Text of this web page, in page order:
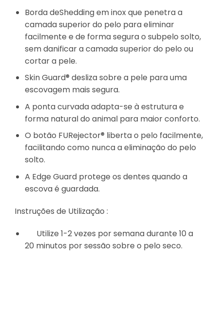
Borda deShedding em inox que penetra a
camada superior do pelo para eliminar
facilmente e de forma segura o subpelo solto,
sem danificar a camada superior do pelo ou
cortar a pele.
Skin Guard® desliza sobre a pele para uma
escovagem mais segura.
A ponta curvada adapta-se à estrutura e
forma natural do animal para maior conforto.
O botão FURejector® liberta o pelo facilmente,
facilitando como nunca a eliminação do pelo
solto.
A Edge Guard protege os dentes quando a
escova é guardada.
Instruções de Utilização :
Utilize 1-2 vezes por semana durante 10 a
20 minutos por sessão sobre o pelo seco.